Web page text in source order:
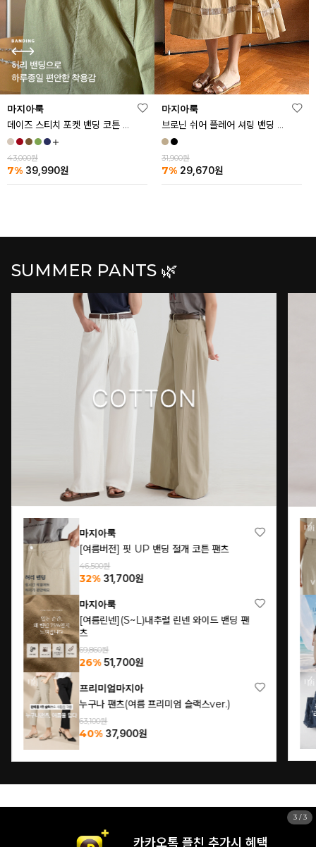
마지아룩
데이즈 스티치 포켓 밴딩 코튼 반바지
43,000원
7% 39,990원
마지아룩
브로닌 쉬어 플레어 셔링 밴딩 스커트
31,900원
7% 29,670원
SUMMER PANTS 🌿
마지아룩
[여름버전] 핏 UP 밴딩 절개 코튼 팬츠
46,500원
32% 31,700원
마지아룩
[여름린넨](S~L)내추럴 린넨 와이드 밴딩 팬
츠
69,860원
26% 51,700원
프리미엄마지아
누구나 팬츠(여름 프리미엄 슬랙스ver.)
63,100원
40% 37,900원
신규 가입시 혜택
1/3